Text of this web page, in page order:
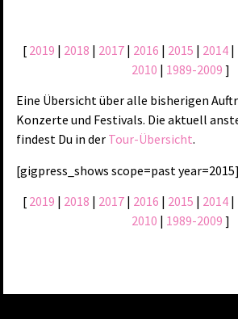
[ 2019 | 2018 | 2017 | 2016 | 2015 | 2014 |
2010 | 1989-2009 ]
Eine Übersicht über alle bisherigen
Konzerte und Festivals. Die aktuell
findest Du in der Tour-Übersicht.
[gigpress_shows scope=past year=2015]
[ 2019 | 2018 | 2017 | 2016 | 2015 | 2014 |
2010 | 1989-2009 ]